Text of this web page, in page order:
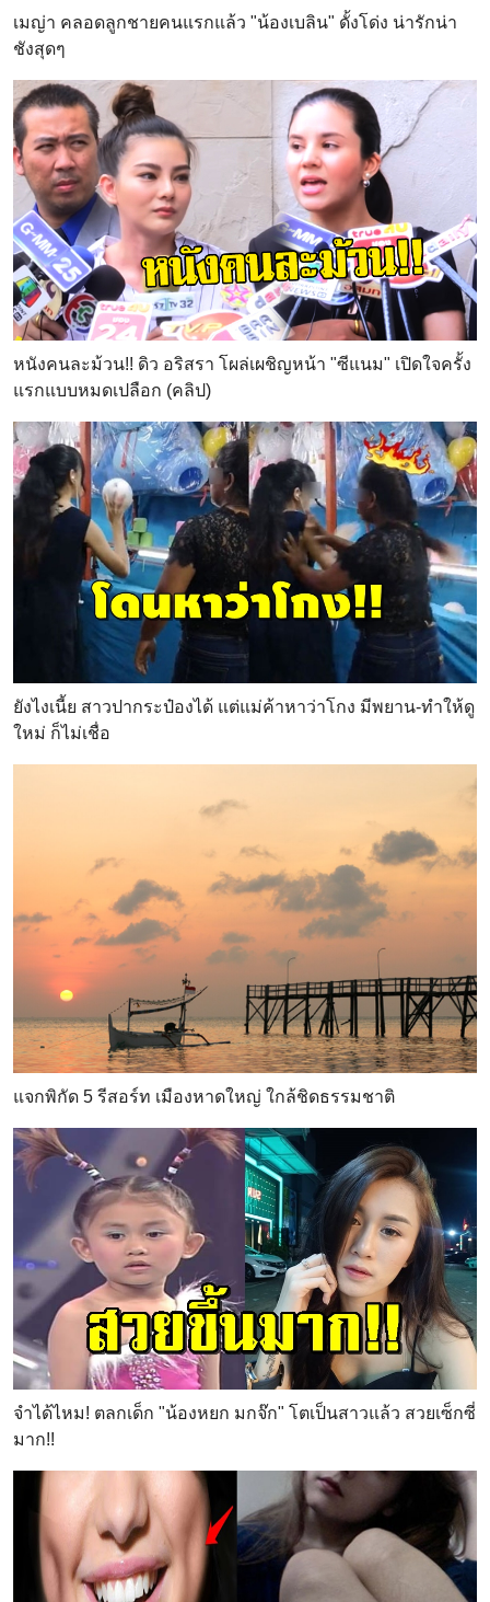
เมญ่า คลอดลูกชายคนแรกแล้ว "น้องเบลิน" ดั้งโด่ง น่ารักน่า
ชังสุดๆ
หนังคนละม้วน!! ดิว อริสรา โผล่เผชิญหน้า "ซีแนม" เปิดใจครั้ง
แรกแบบหมดเปลือก (คลิป)
ยังไงเนี้ย สาวปากระป๋องได้ แต่แม่ค้าหาว่าโกง มีพยาน-ทำให้ดู
ใหม่ ก็ไม่เชื่อ
แจกพิกัด 5 รีสอร์ท เมืองหาดใหญ่ ใกล้ชิดธรรมชาติ
จำได้ไหม! ตลกเด็ก "น้องหยก มกจ๊ก" โตเป็นสาวแล้ว สวยเซ็กซี่
มาก!!